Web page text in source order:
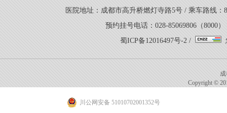
医院地址：成都市高升桥燃灯寺路5号 / 乘车路线：
预约挂号电话：028-85069806（8000
蜀ICP备12016497号-2 /
Copyright ©
川公网安备 51010702001352号